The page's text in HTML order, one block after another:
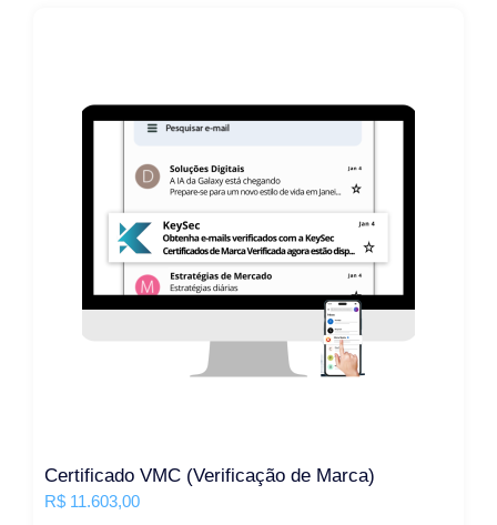
Certificado VMC (Verificação de Marca)
R$ 11.603,00